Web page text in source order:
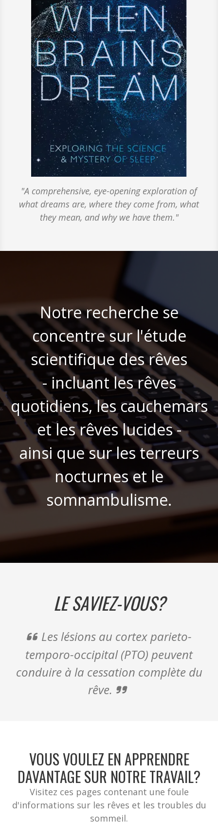
"A comprehensive, eye-opening exploration of
what dreams are, where they come from, what
they mean, and why we have them."
Notre recherche se
concentre sur l'étude
scientifique des rêves
- incluant les rêves
quotidiens, les cauchemars
et les rêves lucides -
ainsi que sur les terreurs
nocturnes et le
somnambulisme.
LE SAVIEZ-VOUS?
Les lésions au cortex parieto-
temporo-occipital (PTO) peuvent
conduire à la cessation complète du
rêve.
VOUS VOULEZ EN APPRENDRE
DAVANTAGE SUR NOTRE TRAVAIL?
Visitez ces pages contenant une foule
d'informations sur les rêves et les troubles du
sommeil.